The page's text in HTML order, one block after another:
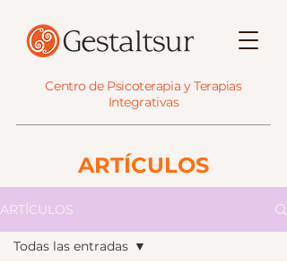
Centro de Psicoterapia y Terapias
Integrativas
ARTÍCULOS
ARTÍCULOS
Todas las entradas